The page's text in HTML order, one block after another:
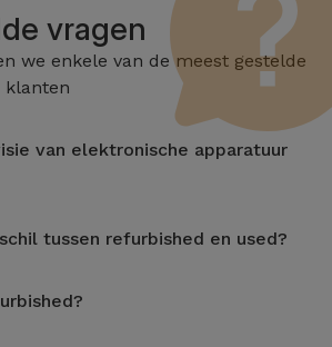
vragen
we enkele van de meest gestelde
klanten
van elektronische apparatuur
het repareren van elk defect
Services wordt gereviseerd,
tussen refurbished en used?
door gespecialiseerde technici om hun